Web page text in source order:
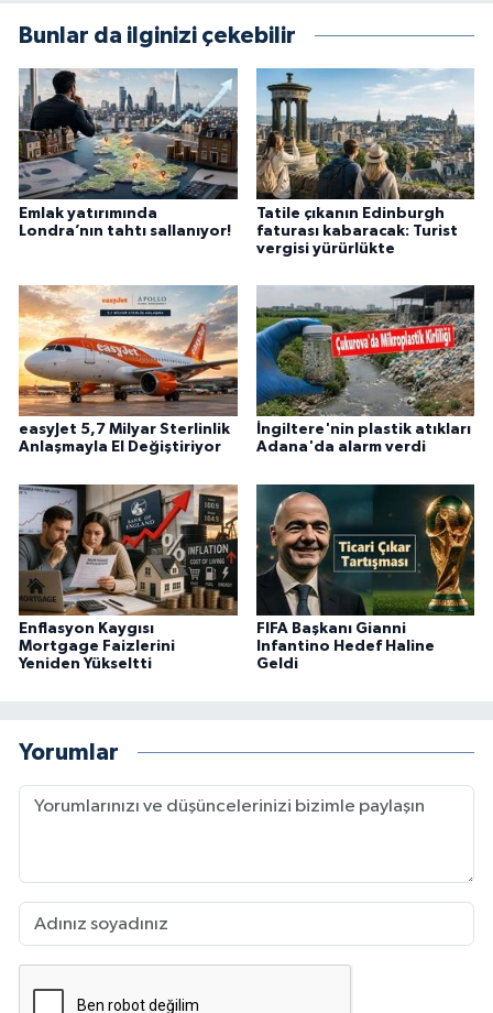
Bunlar da ilginizi çekebilir
Emlak yatırımında
Londra’nın tahtı sallanıyor!
Tatile çıkanın Edinburgh
faturası kabaracak: Turist
vergisi yürürlükte
easyJet 5,7 Milyar Sterlinlik
Anlaşmayla El Değiştiriyor
İngiltere'nin plastik atıkları
Adana'da alarm verdi
Enflasyon Kaygısı
Mortgage Faizlerini
Yeniden Yükseltti
FIFA Başkanı Gianni
Infantino Hedef Haline
Geldi
Yorumlar